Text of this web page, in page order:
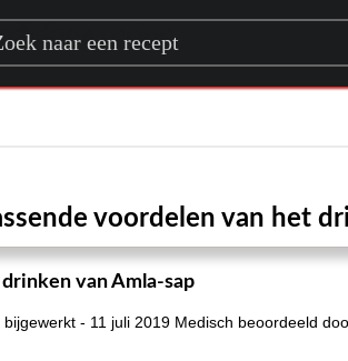
for a recipe
voordelen van het
van Amla-sap
- 11 juli 2019 Medisch beoordeeld